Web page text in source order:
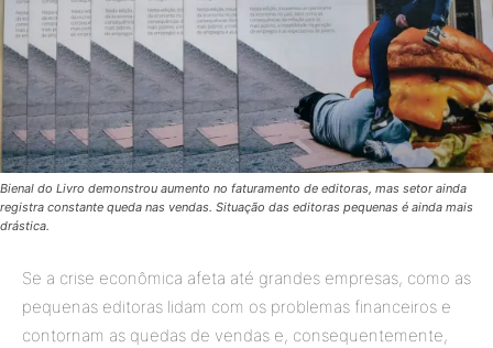
Bienal do Livro demonstrou aumento no faturamento de editoras, mas setor ainda
registra constante queda nas vendas. Situação das editoras pequenas é ainda mais
drástica.
Se a crise econômica afeta até grandes empresas, como as
pequenas editoras lidam com os problemas financeiros e
contornam as quedas de vendas e, consequentemente,